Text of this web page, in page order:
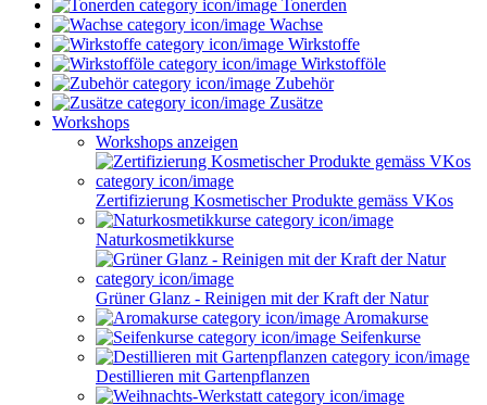
Tonerden
Wachse
Wirkstoffe
Wirkstofföle
Zubehör
Zusätze
Workshops
Workshops anzeigen
Zertifizierung Kosmetischer Produkte gemäss VKos
Naturkosmetikkurse
Grüner Glanz - Reinigen mit der Kraft der Natur
Aromakurse
Seifenkurse
Destillieren mit Gartenpflanzen